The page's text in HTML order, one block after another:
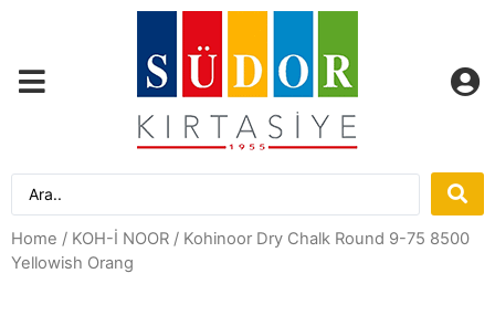
Home / KOH-İ NOOR / Kohinoor Dry Chalk Round 9-75 8500
Yellowish Orang